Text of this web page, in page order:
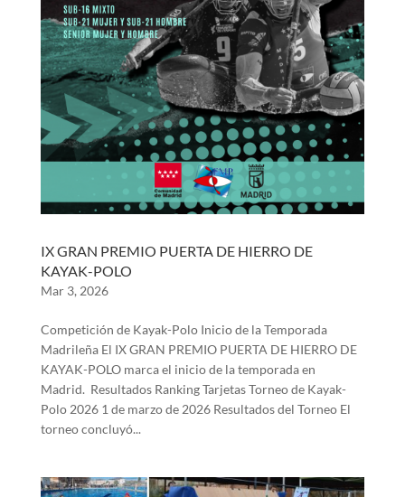
IX GRAN PREMIO PUERTA DE HIERRO DE
KAYAK-POLO
Mar 3, 2026
Competición de Kayak-Polo Inicio de la Temporada
Madrileña El IX GRAN PREMIO PUERTA DE HIERRO DE
KAYAK-POLO marca el inicio de la temporada en
Madrid. Resultados Ranking Tarjetas Torneo de Kayak-
Polo 2026 1 de marzo de 2026 Resultados del Torneo El
torneo concluyó...